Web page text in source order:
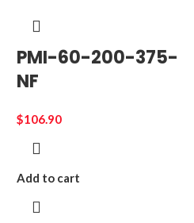
PMI-60-200-375-
NF
$106.90
Add to cart